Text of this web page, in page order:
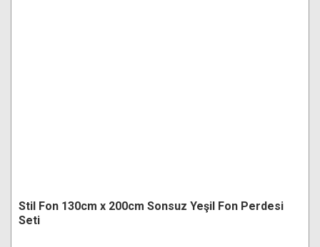
Stil Fon 130cm x 200cm Sonsuz Yeşil Fon Perdesi
Seti